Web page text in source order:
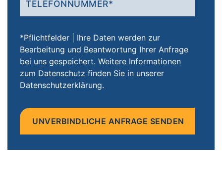
*Pflichtfelder | Ihre Daten werden zur
Bearbeitung und Beantwortung Ihrer Anfrage
bei uns gespeichert. Weitere Informationen
zum Datenschutz finden Sie in unserer
Datenschutzerklärung.
lasse
leer.